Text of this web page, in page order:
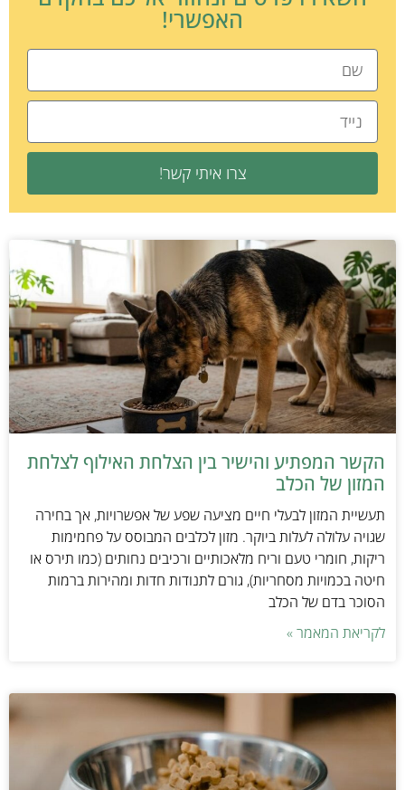
האפשרי!
צרו איתי קשר!
הקשר המפתיע והישיר בין הצלחת האילוף לצלחת
המזון של הכלב
תעשיית המזון לבעלי חיים מציעה שפע של אפשרויות, אך בחירה
שגויה עלולה לעלות ביוקר. מזון לכלבים המבוסס על פחמימות
ריקות, חומרי טעם וריח מלאכותיים ורכיבים נחותים (כמו תירס או
חיטה בכמויות מסחריות), גורם לתנודות חדות ומהירות ברמות
הסוכר בדם של הכלב
לקריאת המאמר »